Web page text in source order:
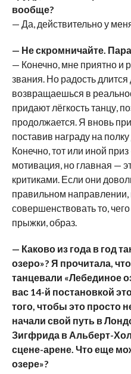
вообще?
— Да, действительно у
— Не скромничайте.
— Конечно, мне приятно и
звания. Но радость
возвращаешься в
придают лёгкость танцу,
продолжается. Я вновь
поставив награду на
Конечно, тот или иной
мотивация, но главная —
критиками. Если они
правильном
совершенствовать то,
прыжки, образ.
— Каково из года в год
озеро»? Я прочитала,
танцевали «Лебединое
вас 14-й постановкой
того, чтобы это просто
начали свой путь в
Зигфрида в Альберт-
сцене-арене. Что еще
озере»?